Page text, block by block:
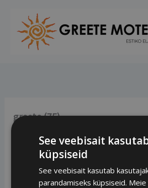
content
greete (75)
Evar Pani November 5, 2021
See veebisait
küpsiseid
See veebisait kasutab
parandamiseks küpsiseid.